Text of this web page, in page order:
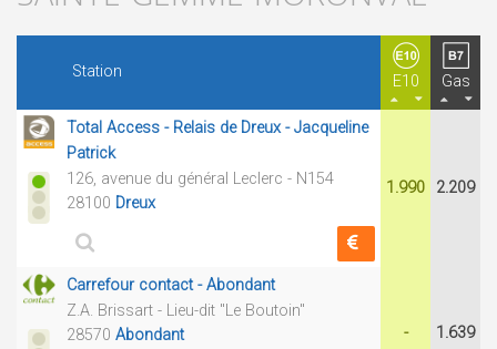
Station
E10 Gas
Total Access - Relais de Dreux - Jacqueline
Patrick
126, avenue du général Leclerc - N154
28100 Dreux
1.990 2.209
Carrefour contact - Abondant
Z.A. Brissart - Lieu-dit "Le Boutoin"
28570 Abondant - 1.639